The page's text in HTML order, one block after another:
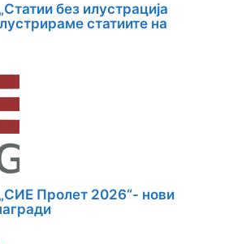
без илустрација
статиите на
Пролет 2026“- нови